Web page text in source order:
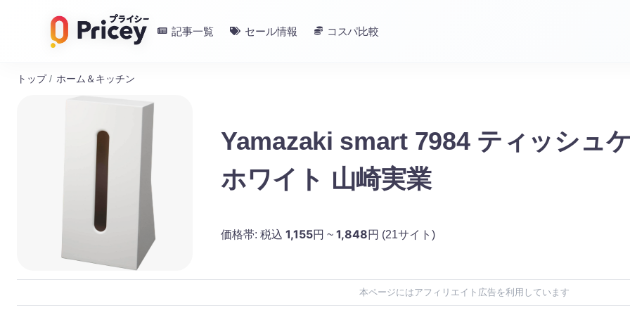
記事一覧 セール情報 コスパ比較
トップ / ホーム＆キッチン
Yamazaki smart 7984 ティッシュ
ホワイト 山崎実業
価格帯: 税込 1,155円 ~ 1,848円 (21サイト)
本ページにはアフィリエイト広告を利用しています